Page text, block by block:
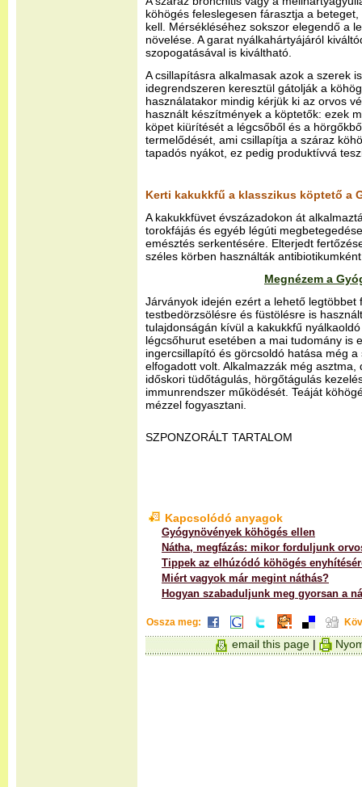
köhögés feleslegesen fárasztja a
kell. Mérsékléséhez sokszor elegendő a
növelése. A garat nyálkahártyájáról
szopogatásával is kiváltható.
A csillapításra alkalmasak azok a szerek
idegrendszeren keresztül gátolják a
használatakor mindig kérjük ki az orvos
használt készítmények a köptetők: ezek
köpet kiürítését a légcsőből és a
termelődését, ami csillapítja a száraz
tapadós nyákot, ez pedig produktívvá
Kerti kakukkfű a klasszikus köptető a
A kakukkfüvet évszázadokon át
torokfájás és egyéb légúti
emésztés serkentésére. Elterjedt
széles körben használták
Megnézem a
Járványok idején ezért a lehető legtöbbet
testbedörzsölésre és füstölésre is
tulajdonságán kívül a kakukkfű
légcsőhurut esetében a mai tudomány is
ingercsillapító és görcsoldó hatása még
elfogadott volt. Alkalmazzák még
időskori tüdőtágulás, hörgőtágulás
immunrendszer működését. Teáját
mézzel fogyasztani.
SZPONZORÁLT TARTALOM
Kapcsolódó anyagok
Gyógynövények köhögés ellen
Nátha, megfázás: mikor forduljunk
Tippek az elhúzódó köhögés
Miért vagyok már megint náthás?
Hogyan szabaduljunk meg gyorsan a
Ossza meg:
email this page |